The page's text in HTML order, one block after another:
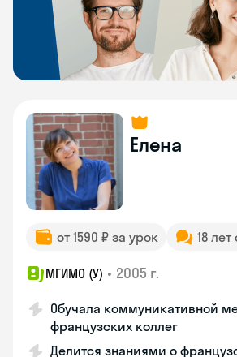
Елена
от 1590 ₽ за урок 18
МГИМО (У) • 2005 г.
Обучала коммуникативной
французских коллег
Делится знаниями о